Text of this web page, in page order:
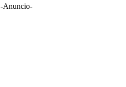
-Anuncio-